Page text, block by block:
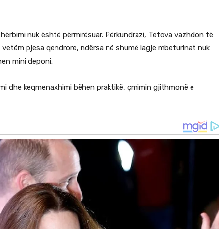
nuk është përmirësuar. Përkundrazi, Tetova vazhdon të
pjesa qendrore, ndërsa në shumë lagje mbeturinat nuk
mini deponi.
dhe keqmenaxhimi bëhen praktikë, çmimin gjithmonë e